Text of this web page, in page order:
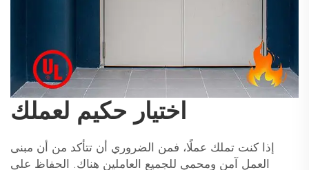
اختيار حكيم لعملك
إذا كنت تملك عملًا، فمن الضروري أن تتأكد من أن مبنى
العمل آمن ومحمي للجميع العاملين هناك. الحفاظ على